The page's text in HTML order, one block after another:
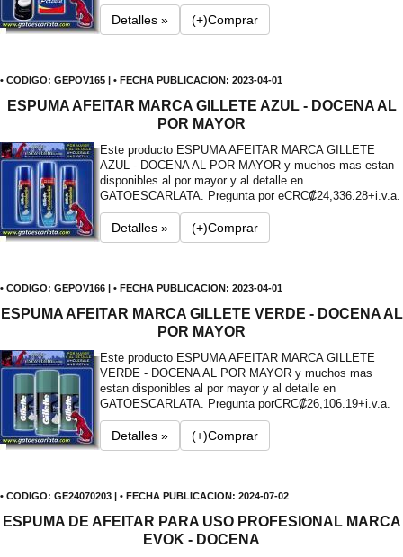
Detalles » (+)Comprar
• CODIGO: GEPOV165 | • FECHA PUBLICACION: 2023-04-01
ESPUMA AFEITAR MARCA GILLETE AZUL - DOCENA AL
POR MAYOR
Este producto ESPUMA AFEITAR MARCA GILLETE
AZUL - DOCENA AL POR MAYOR y muchos mas estan
disponibles al por mayor y al detalle en
GATOESCARLATA. Pregunta por eCRC₡24,336.28+i.v.a.
Detalles » (+)Comprar
• CODIGO: GEPOV166 | • FECHA PUBLICACION: 2023-04-01
ESPUMA AFEITAR MARCA GILLETE VERDE - DOCENA AL
POR MAYOR
Este producto ESPUMA AFEITAR MARCA GILLETE
VERDE - DOCENA AL POR MAYOR y muchos mas
estan disponibles al por mayor y al detalle en
GATOESCARLATA. Pregunta porCRC₡26,106.19+i.v.a.
Detalles » (+)Comprar
• CODIGO: GE24070203 | • FECHA PUBLICACION: 2024-07-02
ESPUMA DE AFEITAR PARA USO PROFESIONAL MARCA
EVOK - DOCENA